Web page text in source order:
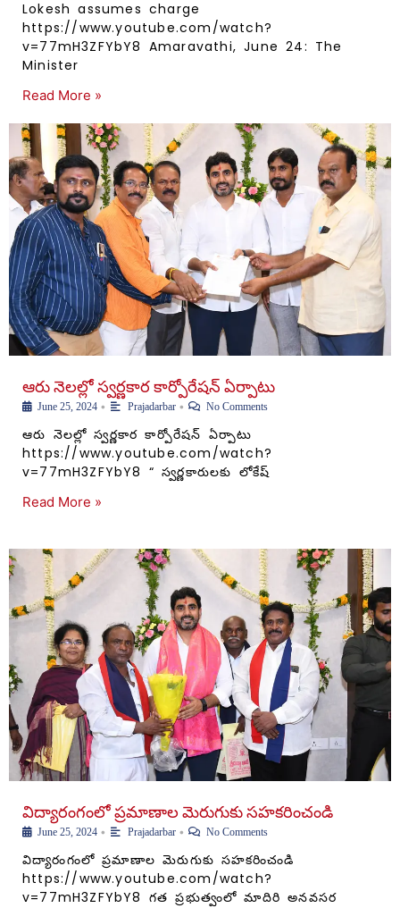
Lokesh assumes charge
https://www.youtube.com/watch?
v=77mH3ZFYbY8 Amaravathi, June 24: The
Minister
Read More »
ఆరు నెలల్లో స్వర్ణకార కార్పోరేషన్ ఏర్పాటు
June 25, 2024 • Prajadarbar • No Comments
ఆరు నెలల్లో స్వర్ణకార కార్పోరేషన్ ఏర్పాటు
https://www.youtube.com/watch?
v=77mH3ZFYbY8 “ స్వర్ణకారులకు లోకేష్
Read More »
విద్యారంగంలో ప్రమాణాల మెరుగుకు సహకరించండి
June 25, 2024 • Prajadarbar • No Comments
విద్యారంగంలో ప్రమాణాల మెరుగుకు సహకరించండి
https://www.youtube.com/watch?
v=77mH3ZFYbY8 గత ప్రభుత్వంలో మాదిరి అనవసర